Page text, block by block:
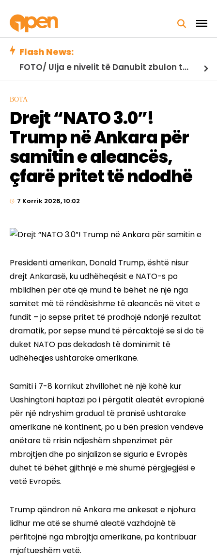
Flash News:
FOTO/ Ulja e nivelit të Danubit zbulon themelet e një ure të lashtë të Kostandinit të Madh
BOTA
Drejt “NATO 3.0”!
Trump në Ankara për
samitin e aleancës,
çfarë pritet të ndodhë
7 Korrik 2026, 10:02
Presidenti amerikan, Donald Trump, është nisur
drejt Ankarasë, ku udhëheqësit e NATO-s po
mblidhen për atë që mund të bëhet në një nga
samitet më të rëndësishme të aleancës në vitet e
fundit – jo sepse pritet të prodhojë ndonjë rezultat
dramatik, por sepse mund të përcaktojë se si do të
duket NATO pas dekadash të dominimit të
udhëheqjes ushtarake amerikane.
Samiti i 7-8 korrikut zhvillohet në një kohë kur
Uashingtoni haptazi po i përgatit aleatët evropianë
për një ndryshim gradual të pranisë ushtarake
amerikane në kontinent, po u bën presion vendeve
anëtare të rrisin ndjeshëm shpenzimet për
mbrojtjen dhe po sinjalizon se siguria e Evropës
duhet të bëhet gjithnjë e më shumë përgjegjësi e
vetë Evropës.
Trump qëndron në Ankara me ankesat e njohura
lidhur me atë se shumë aleatë vazhdojnë të
përfitojnë nga mbrojtja amerikane, pa kontribuar
mjaftueshëm vetë.